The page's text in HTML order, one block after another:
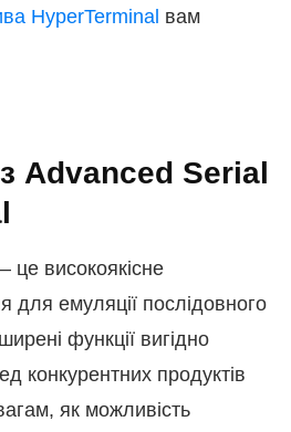
HyperTerminal вам
Advanced Serial
це високоякісне
для емуляції послідовного
функції вигідно
конкурентних продуктів
як можливість